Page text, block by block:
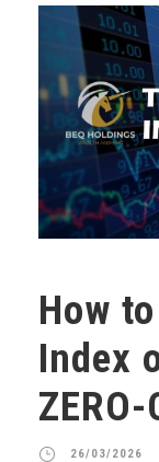
How
Index
ZERO-
26/03/2026